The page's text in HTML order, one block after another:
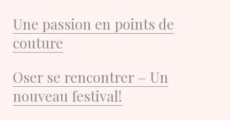
Une passion en points de
couture
Oser se rencontrer – Un
nouveau festival!